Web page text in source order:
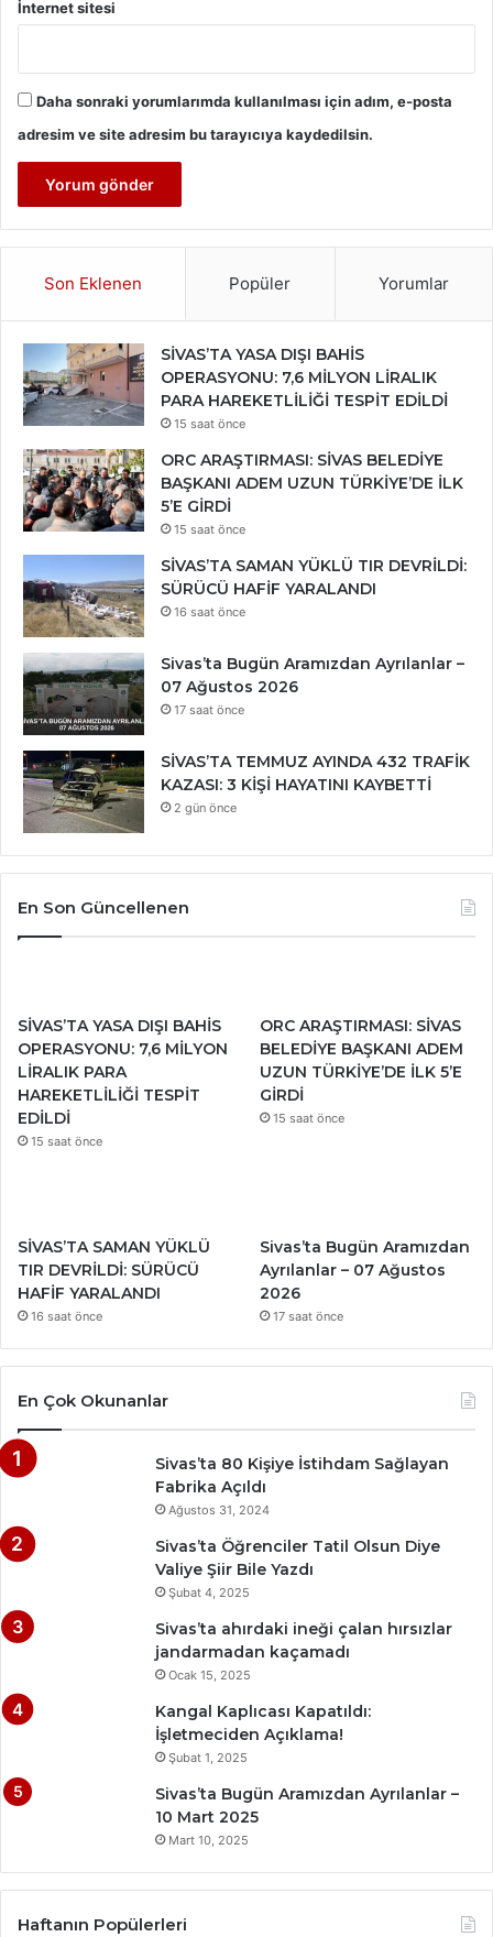
İnternet sitesi
Daha sonraki yorumlarımda kullanılması için adım, e-posta
adresim ve site adresim bu tarayıcıya kaydedilsin.
Son Eklenen Popüler Yorumlar
SİVAS’TA YASA DIŞI BAHİS
OPERASYONU: 7,6 MİLYON LİRALIK
PARA HAREKETLİLİĞİ TESPİT EDİLDİ
15 saat önce
ORC ARAŞTIRMASI: SİVAS BELEDİYE
BAŞKANI ADEM UZUN TÜRKİYE’DE İLK
5’E GİRDİ
15 saat önce
SİVAS’TA SAMAN YÜKLÜ TIR DEVRİLDİ:
SÜRÜCÜ HAFİF YARALANDI
16 saat önce
Sivas’ta Bugün Aramızdan Ayrılanlar –
07 Ağustos 2026
17 saat önce
SİVAS’TA TEMMUZ AYINDA 432 TRAFİK
KAZASI: 3 KİŞİ HAYATINI KAYBETTİ
2 gün önce
En Son Güncellenen
SİVAS’TA YASA DIŞI BAHİS
OPERASYONU: 7,6 MİLYON
LİRALIK PARA
HAREKETLİLİĞİ TESPİT
EDİLDİ
15 saat önce
ORC ARAŞTIRMASI: SİVAS
BELEDİYE BAŞKANI ADEM
UZUN TÜRKİYE’DE İLK 5’E
GİRDİ
15 saat önce
SİVAS’TA SAMAN YÜKLÜ
TIR DEVRİLDİ: SÜRÜCÜ
HAFİF YARALANDI
16 saat önce
Sivas’ta Bugün Aramızdan
Ayrılanlar – 07 Ağustos
2026
17 saat önce
En Çok Okunanlar
Sivas’ta 80 Kişiye İstihdam Sağlayan
Fabrika Açıldı
Ağustos 31, 2024
Sivas’ta Öğrenciler Tatil Olsun Diye
Valiye Şiir Bile Yazdı
Şubat 4, 2025
Sivas’ta ahırdaki ineği çalan hırsızlar
jandarmadan kaçamadı
Ocak 15, 2025
Kangal Kaplıcası Kapatıldı:
İşletmeciden Açıklama!
Şubat 1, 2025
Sivas’ta Bugün Aramızdan Ayrılanlar –
10 Mart 2025
Mart 10, 2025
Haftanın Popülerleri